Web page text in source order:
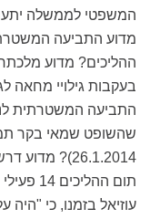
המשפטי לממשלה
מדוע התביעה
ההליכים? מדוע
בעקבות גילויי מחאה
התביעה המשטרתית
שהשופט שמאי בקר
26.1.2014)?
תום
עוזיאל בזמנו, כי